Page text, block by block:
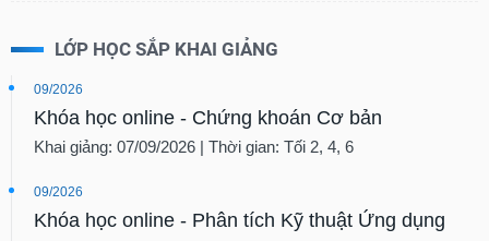
LỚP HỌC SẮP KHAI GIẢNG
09/2026
Khóa học online - Chứng khoán Cơ bản
Khai giảng: 07/09/2026 | Thời gian: Tối 2, 4, 6
09/2026
Khóa học online - Phân tích Kỹ thuật Ứng dụng